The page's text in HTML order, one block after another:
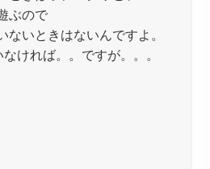
ぶので
ないときはないんですよ。
ければ。。ですが。。。